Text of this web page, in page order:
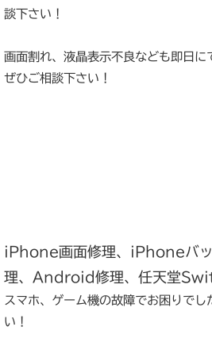
談下さい！
画面割れ、液晶表示不良なども即日に
ぜひご相談下さい！
iPhone画面修理、iPhoneバ
理、Android修理、任天堂
スマホ、ゲーム機の故障でお困りでし
い！